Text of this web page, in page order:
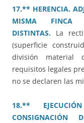
17.** HERENCIA.
MISMA FINCA
DISTINTAS. La
(superficie
división material
requisitos legales
no se declaren las
18.**
CONSIGNACIÓN